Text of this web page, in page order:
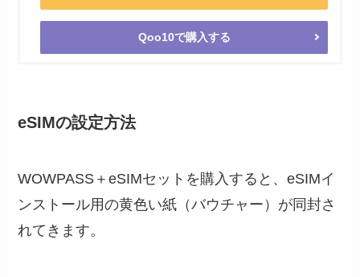
Qoo10で購入する
eSIMの設定方法
WOWPASS＋eSIMセットを購入すると、eSIMイ
ンストール用の黄色い紙（バウチャー）が同封さ
れてきます。